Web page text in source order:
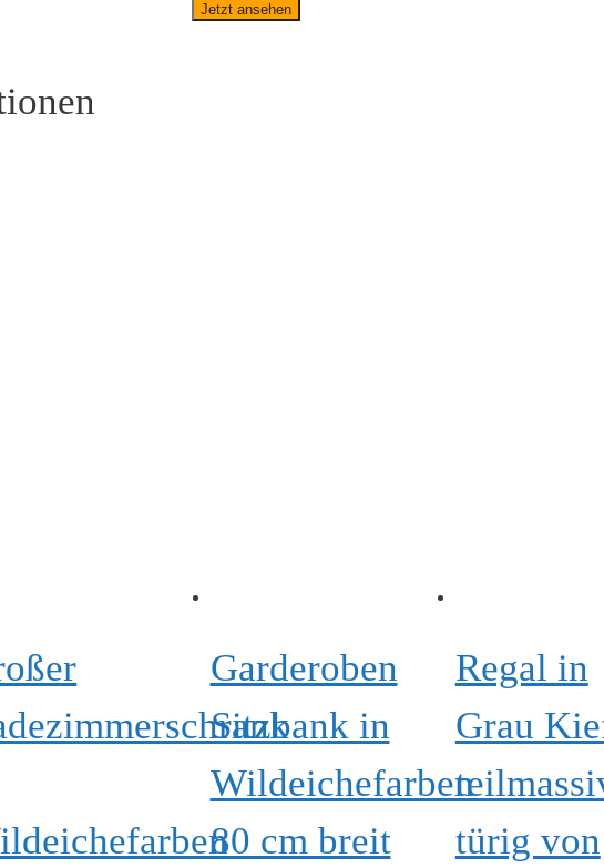
Jetzt ansehen
Garderoben
Sitzbank in
Wildeichefarben
80 cm breit
Regal in
Grau
türig von